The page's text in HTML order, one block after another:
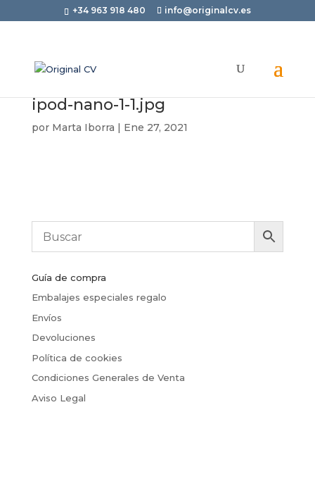
+34 963 918 480 info@originalcv.es
ipod-nano-1-1.jpg
por Marta Iborra | Ene 27, 2021
Guía de compra
Embalajes especiales regalo
Envíos
Devoluciones
Política de cookies
Condiciones Generales de Venta
Aviso Legal